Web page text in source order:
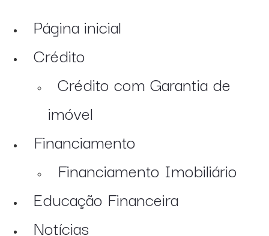
Página inicial
Crédito
Crédito com Garantia de
imóvel
Financiamento
Financiamento Imobiliário
Educação Financeira
Notícias